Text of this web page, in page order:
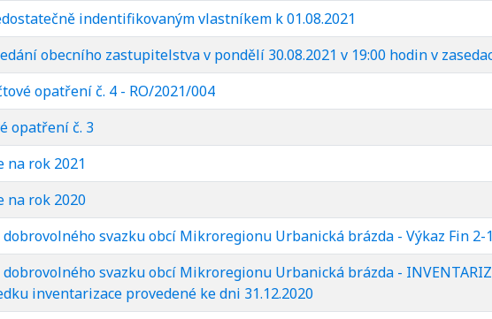
indentifikovaným vlastníkem k 01.08.2021
obecního zastupitelstva v pondělí 30.08.2021 v 19:00 hodin v
opatření č. 4 - RO/2021/004
opatření č. 3
na rok 2021
na rok 2020
svazku obcí Mikroregionu Urbanická brázda - Výkaz Fin 2-
svazku obcí Mikroregionu Urbanická brázda -
inventarizace provedené ke dni 31.12.2020